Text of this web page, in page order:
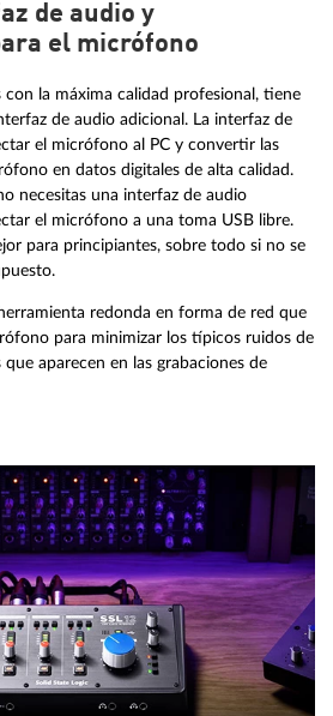
de audio y
el micrófono
con la máxima calidad profesional, tiene
de audio adicional. La interfaz de
el micrófono al PC y convertir las
en datos digitales de alta calidad.
necesitas una interfaz de audio
el micrófono a una toma USB libre.
para principiantes, sobre todo si no se
redonda en forma de red que
para minimizar los típicos ruidos de
aparecen en las grabaciones de